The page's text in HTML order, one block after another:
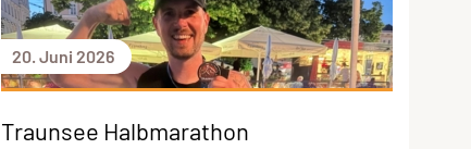
20. Juni 2026
Traunsee Halbmarathon